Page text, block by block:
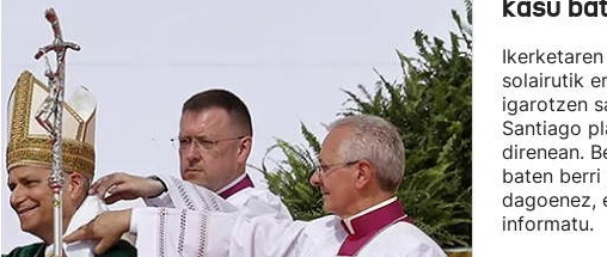
kasu
solairutik
igarotzen
Santiago
direnean.
baten berri
dagoenez,
informatu.